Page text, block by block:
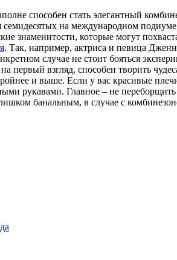
способен стать элегантный
на международном
знаменитости, которые могут
. Так, например, актриса и певица
случае не стоит бояться
первый взгляд, способен творить
и выше. Если у вас красивые
рукавами. Главное – не
банальным, в случае с